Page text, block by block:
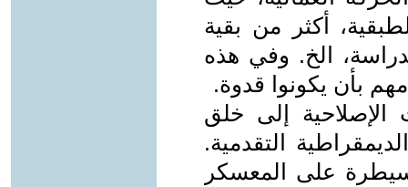
أكثر من بقية
الخ. وفي هذه
إلى خلق
التقدمية.
على المعسكر